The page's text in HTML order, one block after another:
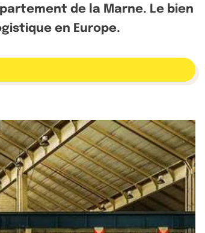
de la Marne. Le bien
en Europe.